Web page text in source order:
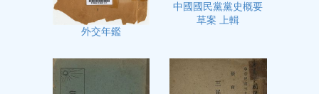
外交年鑑
中國國民黨黨史概要
草案 上輯